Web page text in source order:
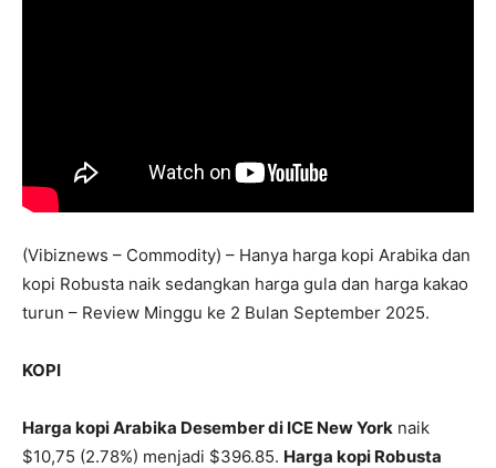
(Vibiznews – Commodity) – Hanya harga kopi Arabika dan
kopi Robusta naik sedangkan harga gula dan harga kakao
turun – Review Minggu ke 2 Bulan September 2025.
KOPI
Harga kopi Arabika Desember di ICE New York naik
$10,75 (2.78%) menjadi $396.85. Harga kopi Robusta